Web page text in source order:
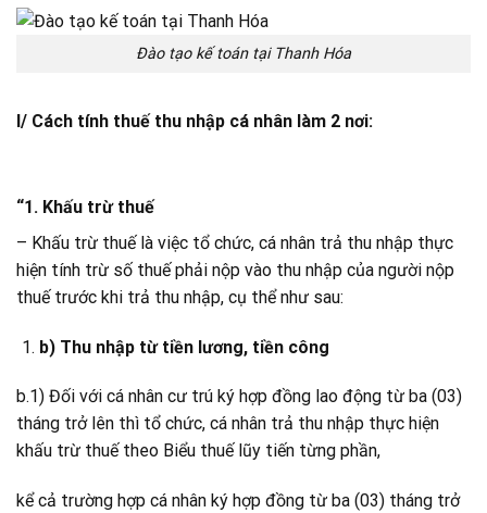
Đào tạo kế toán tại Thanh Hóa
I/ Cách tính thuế thu nhập cá nhân làm 2 nơi:
“1. Khấu trừ thuế
– Khấu trừ thuế là việc tổ chức, cá nhân trả thu nhập thực
hiện tính trừ số thuế phải nộp vào thu nhập của người nộp
thuế trước khi trả thu nhập, cụ thể như sau:
b) Thu nhập từ tiền lương, tiền công
b.1) Đối với cá nhân cư trú ký hợp đồng lao động từ ba (03)
tháng trở lên thì tổ chức, cá nhân trả thu nhập thực hiện
khấu trừ thuế theo Biểu thuế lũy tiến từng phần,
kể cả trường hợp cá nhân ký hợp đồng từ ba (03) tháng trở